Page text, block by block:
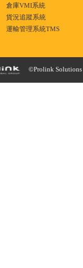
倉庫VMI系統
貨況追蹤系統
運輸管理系統TMS
©Prolink Solutions